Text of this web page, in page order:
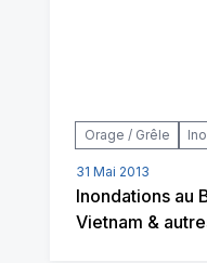
Orage / Grêle
31 Mai 2013
Inondations au
Vietnam &